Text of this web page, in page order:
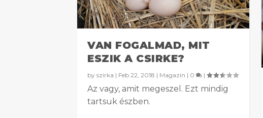
VAN FOGALMAD, MIT
ESZIK A CSIRKE?
by szirka | Feb 22, 2018 | Magazin | 0 |
Az vagy, amit megeszel. Ezt mindig
tartsuk észben.